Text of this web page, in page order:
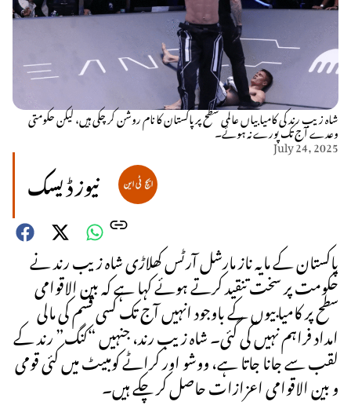
شاہ زیب رند کی کامیابیاں عالمی سطح پر پاکستان کا نام روشن کر چکی ہیں، لیکن حکومتی
وعدے آج تک پورے نہ ہوئے۔
July 24, 2025
نیوز ڈیسک
پاکستان کے مایہ ناز مارشل آرٹس کھلاڑی شاہ زیب رند نے
حکومت پر سخت تنقید کرتے ہوئے کہا ہے کہ بین الاقوامی
سطح پر کامیابیوں کے باوجود انہیں آج تک کسی قسم کی مالی
امداد فراہم نہیں کی گئی۔ شاہ زیب رند، جنہیں “کنگ” رند کے
لقب سے جانا جاتا ہے، ووشو اور کراٹے کومبیٹ میں کئی قومی
و بین الاقوامی اعزازات حاصل کر چکے ہیں۔